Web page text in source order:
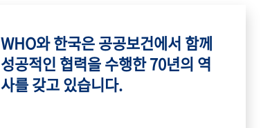
WHO와 한국은 공공보건에서 함께
성공적인 협력을 수행한 70년의 역
사를 갖고 있습니다.